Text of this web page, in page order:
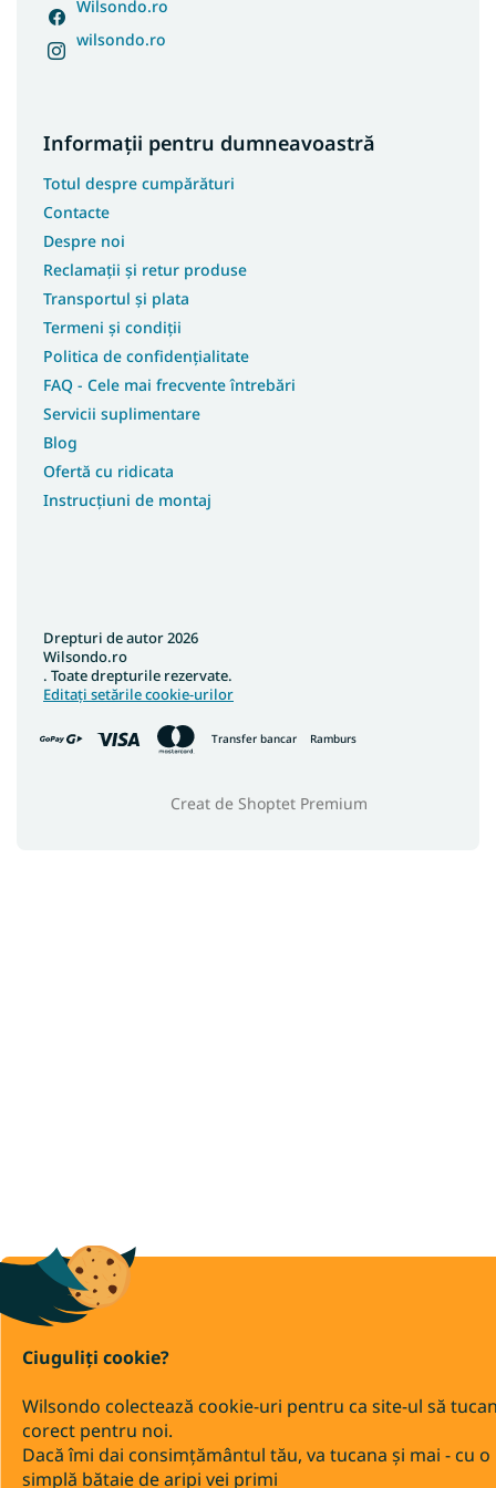
Ciuguliți cookie?
Wilsondo colectează cookie-uri pentru ca site-ul să
corect pentru noi.
Dacă îmi dai consimțământul tău, va tucana și mai - cu o
simplă bătaie de aripi vei primi
Wilsondo.ro
wilsondo.ro
Informații pentru dumneavoastră
Totul despre cumpărături
Contacte
Despre noi
Reclamații și retur produse
Transportul și plata
Termeni și condiții
Politica de confidențialitate
FAQ - Cele mai frecvente întrebări
Servicii suplimentare
Blog
Ofertă cu ridicata
Instrucțiuni de montaj
Transfer bancar Ramburs
Creat de Shoptet Premium
Drepturi de autor 2026
Wilsondo.ro
. Toate drepturile rezervate.
Editați setările cookie-urilor